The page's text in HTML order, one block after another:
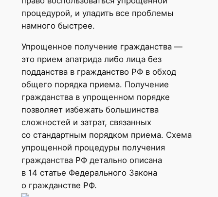
процедурой, и уладить все проблемы
намного быстрее.
Упрощенное получение гражданства —
это прием апатрида либо лица без
подданства в гражданство РФ в обход
общего порядка приема. Получение
гражданства в упрощенном порядке
позволяет избежать большинства
сложностей и затрат, связанных
со стандартным порядком приема. Схема
упрощенной процедуры получения
гражданства РФ детально описана
в 14 статье Федерального Закона
о гражданстве РФ.